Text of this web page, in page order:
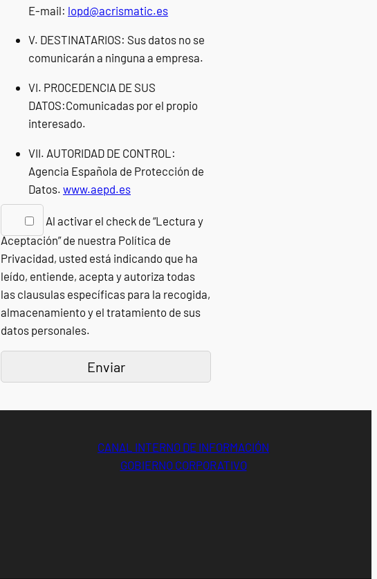
E-mail: lopd@acrismatic.es
V. DESTINATARIOS: Sus datos no se
comunicarán a ninguna a empresa.
VI. PROCEDENCIA DE SUS
DATOS:Comunicadas por el propio
interesado.
VII. AUTORIDAD DE CONTROL:
Agencia Española de Protección de
Datos. www.aepd.es
Al activar el check de “Lectura y
Aceptación” de nuestra Política de
Privacidad, usted está indicando que ha
leído, entiende, acepta y autoriza todas
las clausulas específicas para la recogida,
almacenamiento y el tratamiento de sus
datos personales.
CANAL INTERNO DE INFORMACIÓN
GOBIERNO CORPORATIVO